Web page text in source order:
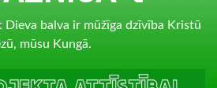
Dieva balva ir mūžīga dzīvība Kristū
mūsu Kungā.